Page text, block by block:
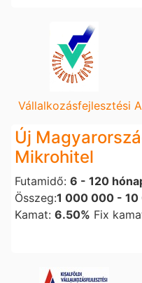
Vállalkozásfejlesztési
Új
Mikrohitel
Futamidő: 6 - 120
Összeg:1 000 000 - 10
Kamat: 6.50% Fix